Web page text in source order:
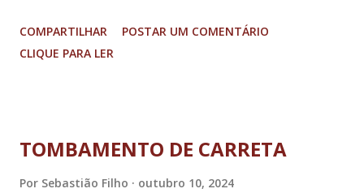
(PGR): o deputado federal Alexandre Ramagem, ex-diretor da
Agência Brasileira de Inteligência (Abin); o almirante Almir
Segurança Institucional (GSI); o tenente-coronel Mauro Cid,
COMPARTILHAR
POSTAR UM COMENTÁRIO
CLIQUE PARA LER
TOMBAMENTO DE CARRETA
Por Sebastião Filho outubro 10, 2024